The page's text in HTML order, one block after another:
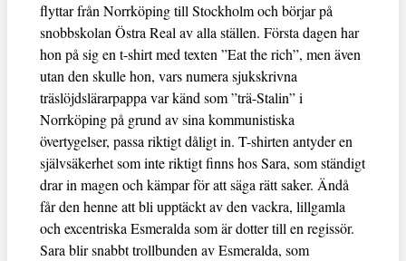
flyttar från Norrköping till Stockholm och börjar på
snobbskolan Östra Real av alla ställen. Första dagen har
hon på sig en t-shirt med texten ”Eat the rich”, men även
utan den skulle hon, vars numera sjukskrivna
träslöjdslärarpappa var känd som ”trä-Stalin” i
Norrköping på grund av sina kommunistiska
övertygelser, passa riktigt dåligt in. T-shirten antyder en
självsäkerhet som inte riktigt finns hos Sara, som ständigt
drar in magen och kämpar för att säga rätt saker. Ändå
får den henne att bli upptäckt av den vackra, lillgamla
och excentriska Esmeralda som är dotter till en regissör.
Sara blir snabbt trollbunden av Esmeralda, som